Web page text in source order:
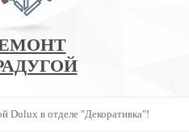
Dulux в отделе "Декоративка"!